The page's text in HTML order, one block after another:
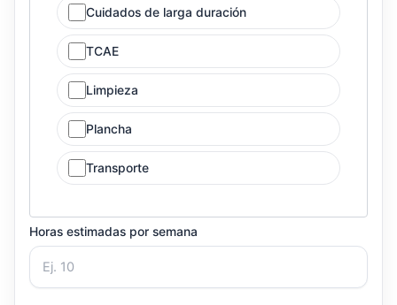
Cuidados de larga duración
TCAE
Limpieza
Plancha
Transporte
Horas estimadas por semana